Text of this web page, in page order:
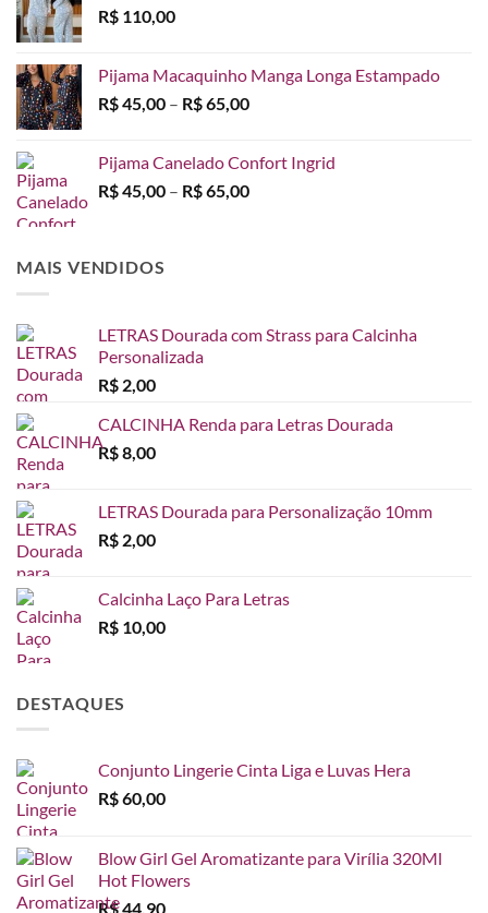
R$ 110,00
Pijama Macaquinho Manga Longa Estampado
R$45,00 – R$65,00Faixa
R$ 45,00
através
Pijama Canelado Confort Ingrid
R$45,00 – R$65,00Faixa
MAIS VENDIDOS
LETRAS Dourada com Strass para Calcinha
Personalizada
R$ 2,00
CALCINHA Renda para Letras Dourada
R$8,00
LETRAS Dourada para Personalização 10mm
R$ 2,00
Calcinha Laço Para Letras
R$ 10,00
DESTAQUES
Conjunto Lingerie Cinta Liga e Luvas Hera
R$60,00
Blow Girl Gel Aromatizante para Virília 320Ml
Hot Flowers
R$44,90